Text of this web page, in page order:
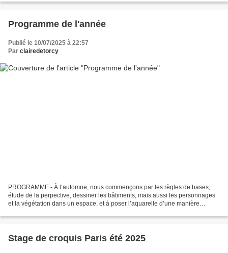
Programme de l'année
Publié le 10/07/2025 à 22:57
Par clairedetorcy
PROGRAMME - À l’automne, nous commençons par les règles de bases,
étude de la perpective, dessiner les bâtiments, mais aussi les personnages
et la végétation dans un espace, et à poser l’aquarelle d’une manière
Stage de croquis Paris été 2025